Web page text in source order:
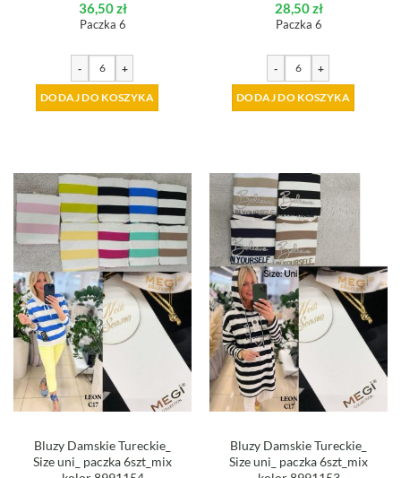
36,50zł
Paczka 6
- +
DODAJ DO KOSZYKA
28,50zł
Paczka 6
- +
DODAJ DO KOSZYKA
Bluzy Damskie Tureckie_
Size uni_ paczka 6szt_mix
Bluzy Damskie Tureckie_
Size uni_ paczka 6szt_mix